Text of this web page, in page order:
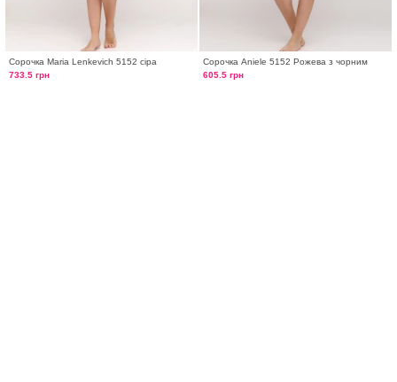
Сорочка Maria Lenkevich 5152 сіра
733.5 грн
Сорочка Aniele 5152 Рожева з чорним
605.5 грн